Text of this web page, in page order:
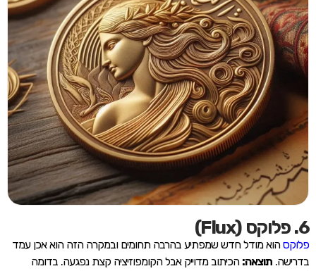
6. פלוקס (Flux)
פלוקס הוא מודל חדש שמפתיע בהרבה תחומים ובמקרה הזה הוא אכן עמד
בדרישה. תוצאה: הכיתוב מדוייק אבל הקומפוזיציה קצת נפגעה. בדומה